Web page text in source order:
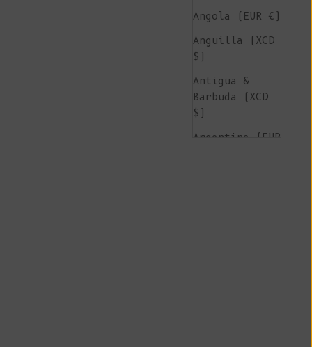
Angola (EUR €)
Anguilla (XCD
$)
Antigua &
Barbuda (XCD
$)
Argentine (EUR